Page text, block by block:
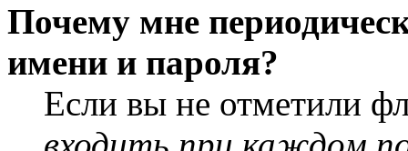
Почему мне
имени и пароля?
Если вы не отметили